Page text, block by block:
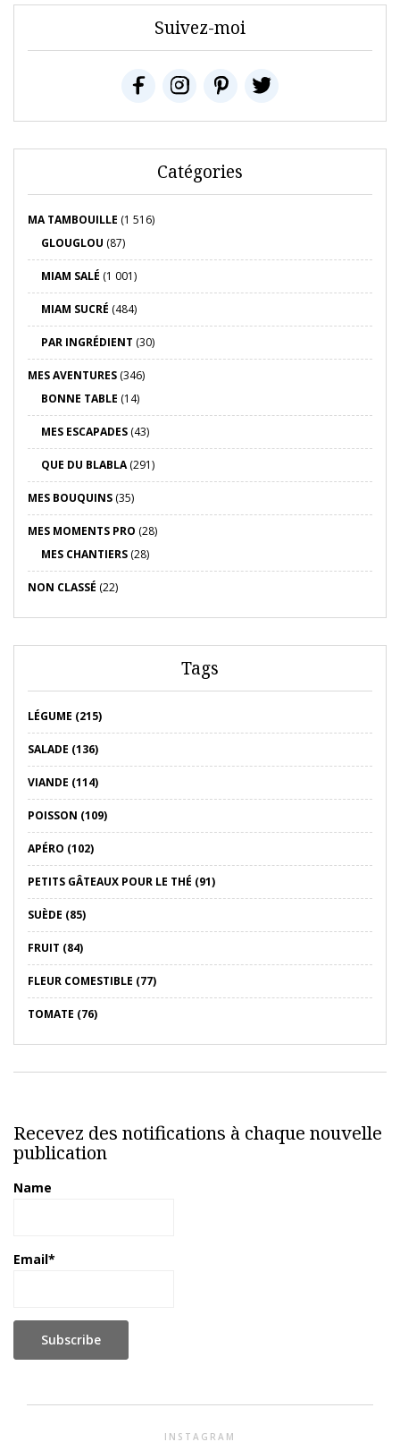
Suivez-moi
Catégories
MA TAMBOUILLE (1 516)
GLOUGLOU (87)
MIAM SALÉ (1 001)
MIAM SUCRÉ (484)
PAR INGRÉDIENT (30)
MES AVENTURES (346)
BONNE TABLE (14)
MES ESCAPADES (43)
QUE DU BLABLA(291)
MES BOUQUINS (35)
MES MOMENTS PRO (28)
MES CHANTIERS (28)
NON CLASSÉ (22)
Tags
LÉGUME (215)
SALADE (136)
VIANDE (114)
POISSON (109)
APÉRO (102)
PETITS GÂTEAUX POUR LE THÉ (91)
SUÈDE (85)
FRUIT (84)
FLEUR COMESTIBLE (77)
TOMATE (76)
Recevez des notifications à chaque nouvelle
publication
Name
Email*
INSTAGRAM